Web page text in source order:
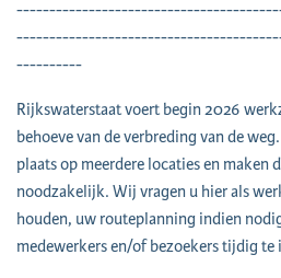
----------
Rijkswaterstaat voert begin 2026
behoeve van de verbreding van de
plaats op meerdere locaties en maken
noodzakelijk. Wij vragen u hier als
houden, uw routeplanning indien
medewerkers en/of bezoekers tijdig te